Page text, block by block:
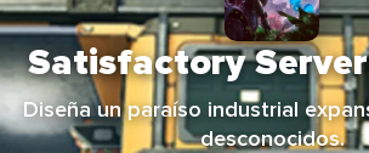
Satisfactory
Diseña un paraíso industrial
desconocidos.